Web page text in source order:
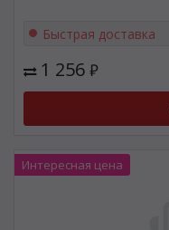
Быстрая доставка
1 256 ₽
Интересная цена